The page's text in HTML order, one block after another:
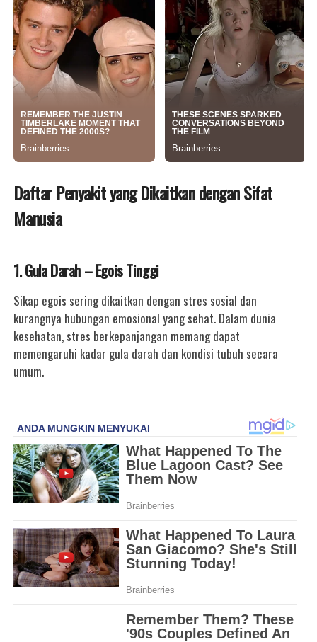
Daftar Penyakit yang Dikaitkan dengan Sifat
Manusia
1. Gula Darah – Egois Tinggi
Sikap egois sering dikaitkan dengan stres sosial dan
kurangnya hubungan emosional yang sehat. Dalam dunia
kesehatan, stres berkepanjangan memang dapat
memengaruhi kadar gula darah dan kondisi tubuh secara
umum.